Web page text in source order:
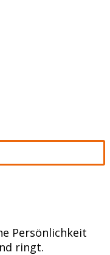
Persönlichkeit
ringt.